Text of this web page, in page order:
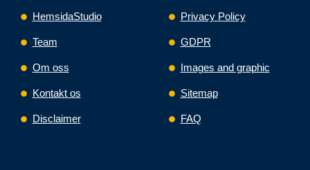
HemsidaStudio
Team
Om oss
Kontakt os
Disclaimer
Privacy Policy
GDPR
Images and graphic
Sitemap
FAQ